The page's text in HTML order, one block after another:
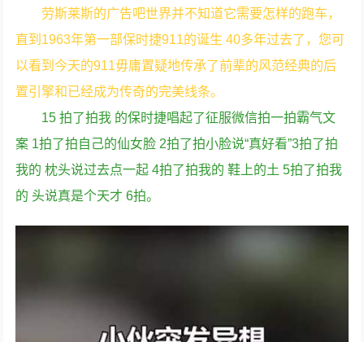
劳斯莱斯的广告吧世界并不知道它需要怎样的跑车，
直到1963年第一部保时捷911的诞生 40多年过去了，您可
以看到今天的911毋庸置疑地传承了前辈的风范经典的后
置引擎和已经成为传奇的完美线条。
15 拍了拍我 的保时捷唱起了征服微信拍一拍霸气文
案 1拍了拍自己的仙女脸 2拍了拍小脸说“真好看”3拍了拍
我的 枕头说过去点一起 4拍了拍我的 鞋上的土 5拍了拍我
的 头说真是个天才 6拍。